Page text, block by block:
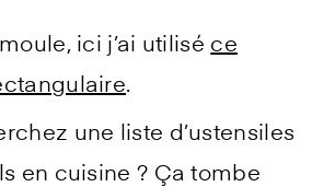
ici j’ai utilisé ce
.
une liste d’ustensiles
en cuisine ? Ça tombe